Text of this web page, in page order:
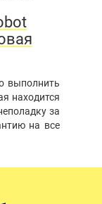
выполнить
находится
за
на все